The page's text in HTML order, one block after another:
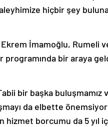
hiçbir şey
Ekrem İmamoğlu, Rumeli
bir araya
bir başka buluşmamız
da elbette
borcumu da 5 yıl